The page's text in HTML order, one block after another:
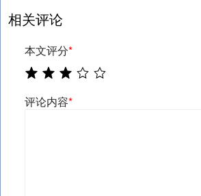
相关评论
本文评分*
评论内容*